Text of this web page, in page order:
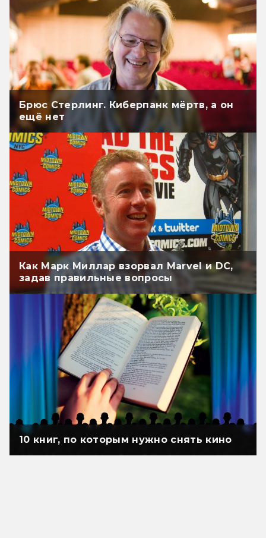
Брюс Стерлинг. Киберпанк мёртв, а он
ещё нет
Как Марк Миллар взорвал Marvel и DC,
задав правильные вопросы
10 книг, по которым нужно снять кино